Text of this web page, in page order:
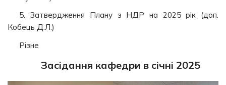
5. Затвердження Плану з НДР на 2025 рік (доп.
Кобець Д.Л.)
Різне
Засідання кафедри в січні 2025